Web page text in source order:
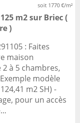
soit 1770 €/m²
m2sur Briec(
)
: Faites
maison
2 à 5 chambres,
modèle
m2 SH) -
pour un accès